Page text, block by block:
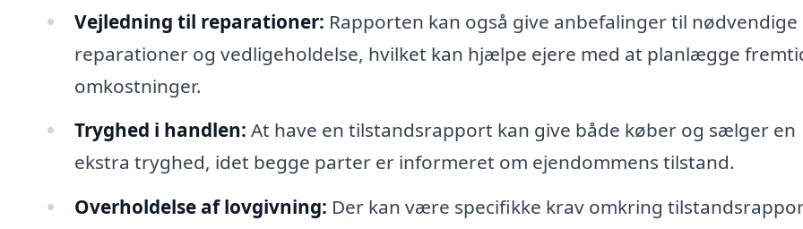
Vejledning til reparationer: Rapporten kan også give anbefalinger til nødvendige
reparationer og vedligeholdelse, hvilket kan hjælpe ejere med at planlægge
omkostninger.
Tryghed i handlen: At have en tilstandsrapport kan give både køber og sælger en
ekstra tryghed, idet begge parter er informeret om ejendommens tilstand.
Overholdelse af lovgivning: Der kan være specifikke krav omkring